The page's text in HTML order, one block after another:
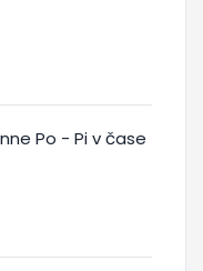
Po - Pi v čase